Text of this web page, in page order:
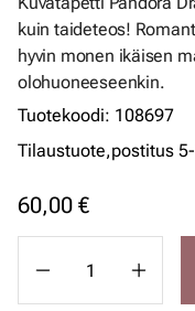
kuin taideteos!
hyvin monen ikäisen
olohuoneeseenkin.
Tuotekoodi: 108697
Tilaustuote,postitus
60,00 €